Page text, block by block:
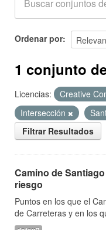
Ordenar por
1 conjunto
Licencias: Creative
Intersección
Filtrar Resultados
Camino de
riesgo
Puntos en los que el
de Carreteras y en los